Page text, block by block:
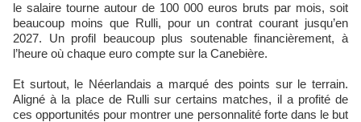
le salaire tourne autour de 100 000 euros bruts par mois, soit
beaucoup moins que Rulli, pour un contrat courant jusqu’en
2027. Un profil beaucoup plus soutenable financièrement, à
l’heure où chaque euro compte sur la Canebière.
Et surtout, le Néerlandais a marqué des points sur le terrain.
Aligné à la place de Rulli sur certains matches, il a profité de
ces opportunités pour montrer une personnalité forte dans le but